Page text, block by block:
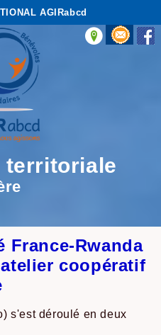
AGIRabcd
territoriale
France-Rwanda
coopératif
s'est déroulé en deux